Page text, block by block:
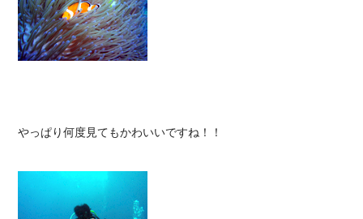
やっぱり何度見てもかわいいですね！！